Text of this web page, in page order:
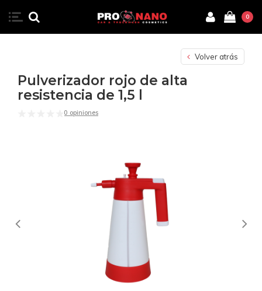
0
Volver atrás
Pulverizador rojo de alta
resistencia de 1,5 l
0 opiniones